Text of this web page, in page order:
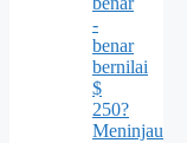
-
benar
bernilai
$
250?
Meninjau